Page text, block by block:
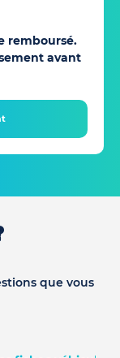
remboursé.
avant
que vous